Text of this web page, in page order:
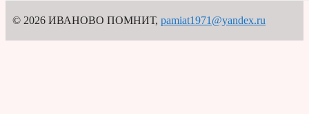
© 2026 ИВАНОВО ПОМНИТ, pamiat1971@yandex.ru